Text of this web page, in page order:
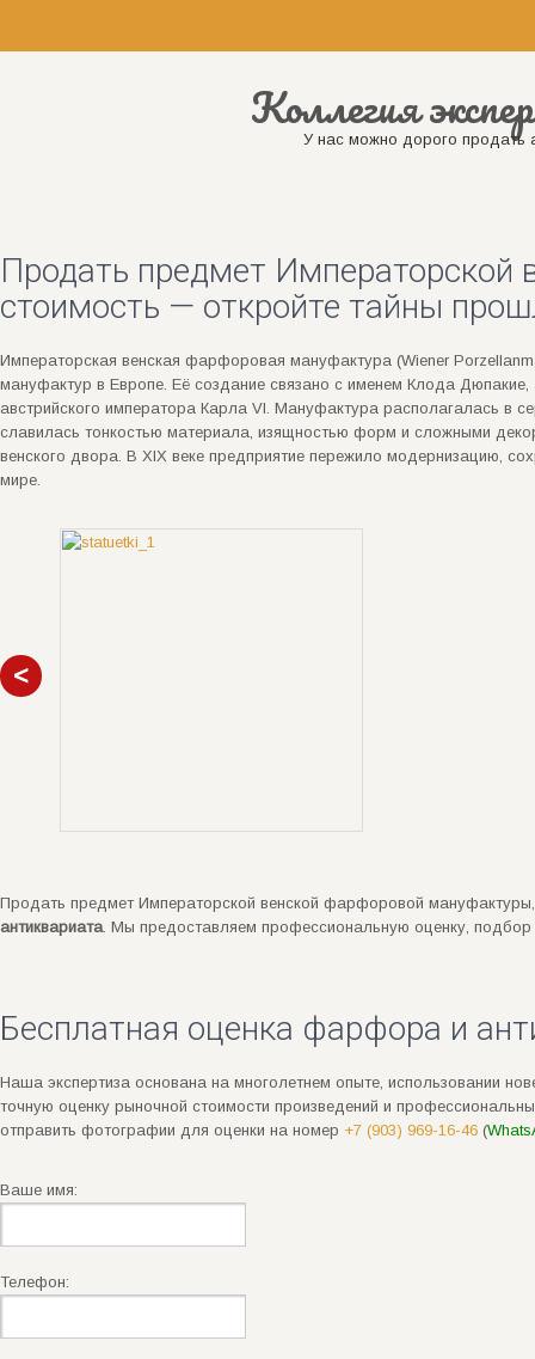
Коллегия
У нас можно дорого продать
Продать предмет Императорской
стоимость — откройте тайны
Императорская венская фарфоровая мануфактура (Wiener
мануфактур в Европе. Её создание связано с именем Клода
австрийского императора Карла VI. Мануфактура располагалась в
славилась тонкостью материала, изящностью форм и сложными
венского двора. В XIX веке предприятие пережило модернизацию,
мире.
Продать предмет Императорской венской фарфоровой
антиквариата. Мы предоставляем профессиональную оценку,
Бесплатная оценка фарфора и
Наша экспертиза основана на многолетнем опыте, использовании
точную оценку рыночной стоимости произведений и
отправить фотографии для оценки на номер +7 (903) 969-16-46 (
Ваше имя:
Телефон: